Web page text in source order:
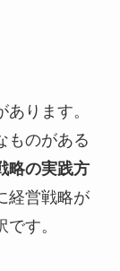
ります。
ものがある
略の実践方
経営戦略が
す。